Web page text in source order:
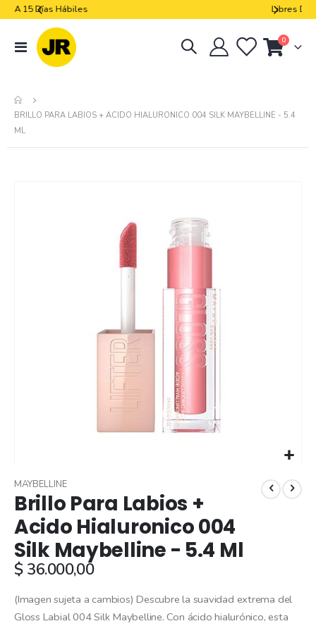
navegación
Cart
0artículos
BRILLO PARA LABIOS + ACIDO HIALURONICO 004 SILK MAYBELLINE - 5.4
ML
to
the
beginning
of
the
images
gallery
Brillo Para Labios +
Acido Hialuronico 004
Silk Maybelline - 5.4 Ml
MAYBELLINE
$ 36.000,00
(Imagen sujeta a cambios) Descubre la suavidad extrema del
Gloss Labial 004 Silk Maybelline. Con ácido hialurónico, esta